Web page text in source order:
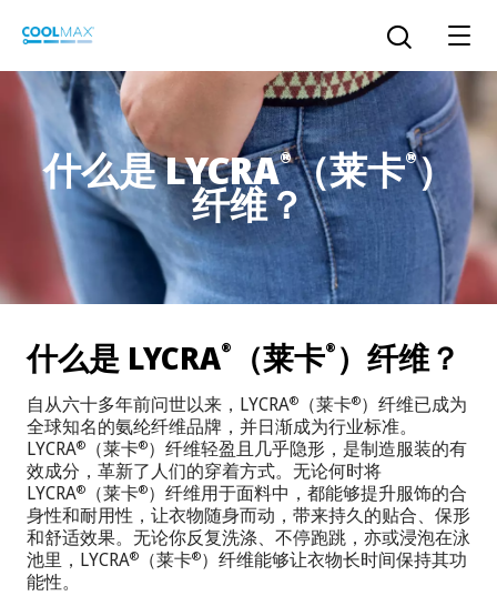
主
COOLMAX CloakFX ™技术
COOLMAX EcoMade 技术
COOLMAX 技术
COOLMAX®PRO EcoMade 技术
LYCRA ONE™ portal
LYCRA ®
THERMOLITE®
The LYCRA Company
简体中文
打开搜索
什么是 LYCRA®（莱卡®）
纤维？
什么是 LYCRA® （莱卡® ）纤维？
自从六十多年前问世以来，LYCRA® （莱卡®）纤维已成为
全球知名的氨纶纤维品牌，并日渐成为行业标准。
LYCRA® （莱卡®）纤维轻盈且几乎隐形，是制造服装的有
效成分，革新了人们的穿着方式。无论何时将
LYCRA® （莱卡®）纤维用于面料中，都能够提升服饰的合
身性和耐用性，让衣物随身而动，带来持久的贴合、保形
和舒适效果。无论你反复洗涤、不停跑跳，亦或浸泡在泳
池里，LYCRA® （莱卡®）纤维能够让衣物长时间保持其功
能性。